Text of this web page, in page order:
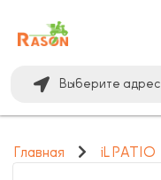
Выберите адрес
Главная iL PATIO